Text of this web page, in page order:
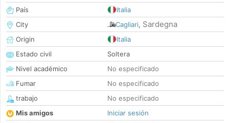
País
Italia
City
Cagliari, Sardegna
Origin
Italia
Estado civil
Soltera
Nivel académico
No especificado
Fumar
No especificado
trabajo
No especificado
Mis amigos
Iniciar sesión